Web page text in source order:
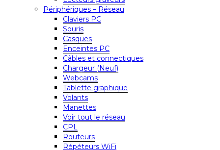
Périphériques – Réseau
Claviers PC
Souris
Casques
Enceintes PC
Câbles et connectiques
Chargeur (Neuf)
Webcams
Tablette graphique
Volants
Manettes
Voir tout le réseau
CPL
Routeurs
Répéteurs WiFi